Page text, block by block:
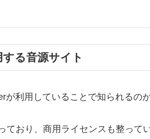
る音源サイト
が利用していることで知られるのが
ており、商用ライセンスも整って